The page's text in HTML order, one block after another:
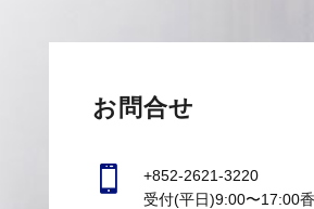
お問合せ

+852-2621-3220
受付(平日)9:00〜17:00